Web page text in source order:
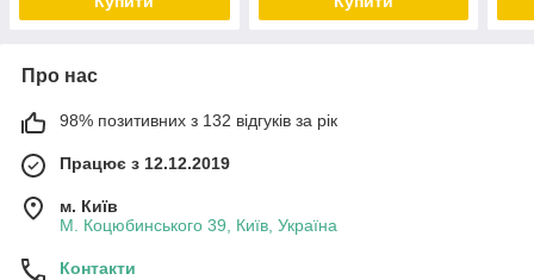
Про нас
98% позитивних з 132 відгуків за рік
Працює з 12.12.2019
м. Київ
М. Коцюбинського 39, Київ, Україна
Контакти